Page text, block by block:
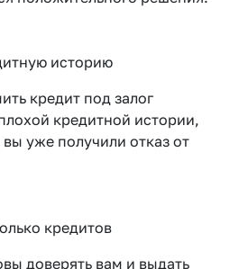
историю
кредит под залог
кредитной истории,
уже получили отказ от
кредитов
доверять вам и выдать